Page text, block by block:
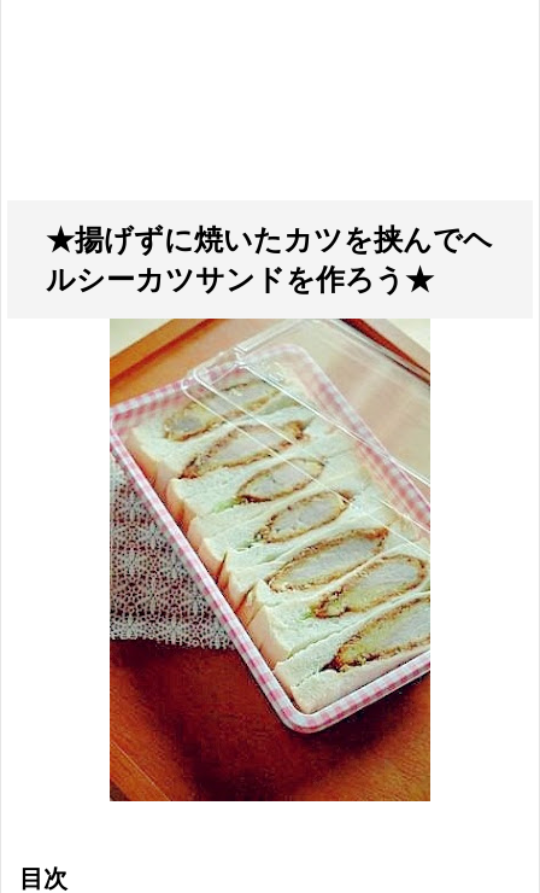
★揚げずに焼いたカツを挟んでヘ
ルシーカツサンドを作ろう★
目次